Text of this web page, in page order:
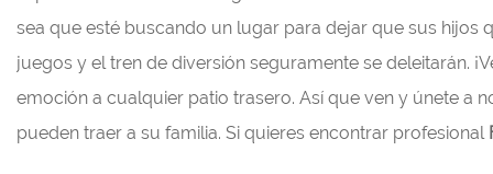
sea que esté buscando un lugar para dejar que sus hijos
juegos y el tren de diversión seguramente se deleitarán.
emoción a cualquier patio trasero. Así que ven y únete a
pueden traer a su familia. Si quieres encontrar profesional